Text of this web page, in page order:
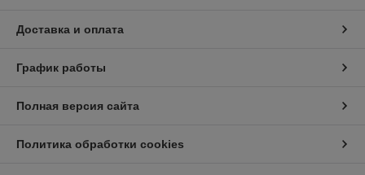
Доставка и оплата
График работы
Полная версия сайта
Политика обработки cookies